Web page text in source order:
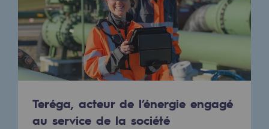
Projet H2med
Appel à Manifestation d'Intérêt H2 et
Cartographie du réseau
Stratégie & Innovation
Teréga, acteur de l’énergie engagé
au service de la société